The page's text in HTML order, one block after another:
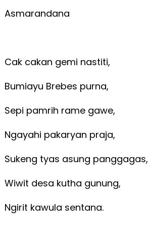
Asmarandana
Cak cakan gemi nastiti,
Bumiayu Brebes purna,
Sepi pamrih rame gawe,
Ngayahi pakaryan praja,
Sukeng tyas asung panggagas,
Wiwit desa kutha gunung,
Ngirit kawula sentana.